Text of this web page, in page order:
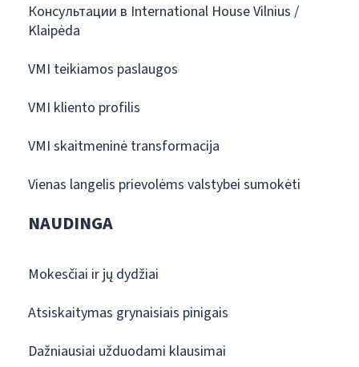
Консультации в International House Vilnius /
Klaipėda
VMI teikiamos paslaugos
VMI kliento profilis
VMI skaitmeninė transformacija
Vienas langelis prievolėms valstybei sumokėti
NAUDINGA
Mokesčiai ir jų dydžiai
Atsiskaitymas grynaisiais pinigais
Dažniausiai užduodami klausimai